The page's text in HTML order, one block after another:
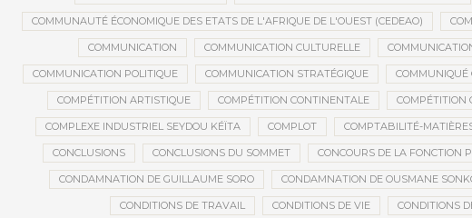
COMMUNAUTÉ ÉCONOMIQUE DES ETATS DE L'AFRIQUE DE L'OUEST (CEDEAO)
COMMUNICATION COMMUNICATION CULTURELLE
COMMUNICATION POLITIQUE COMMUNICATION STRATÉGIQUE COMMUNIQUÉ
COMPÉTITION ARTISTIQUE COMPÉTITION CONTINENTALE COMPÉTITION
COMPLEXE INDUSTRIEL SEYDOU KÉÏTA COMPLOT COMPTABILITÉ-
CONCLUSIONS CONCLUSIONS DU SOMMET CONCOURS DE LA FONCTION
CONDAMNATION DE GUILLAUME SORO CONDAMNATION DE OUSMANE
CONDITIONS DE TRAVAIL CONDITIONS DE VIE CONDITIONS